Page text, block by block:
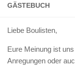
GÄSTEBUCH
Liebe Boulisten,
Eure Meinung ist
Anregungen oder